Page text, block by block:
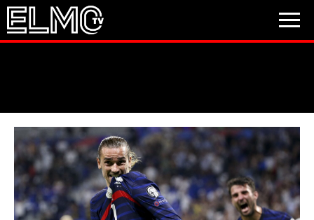
PESÄPALLO
VIDEOT
PODCASTIT